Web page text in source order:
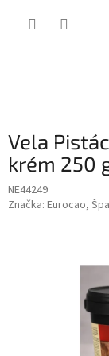
Vela
krém 250
NE44249
Značka: Eurocao,